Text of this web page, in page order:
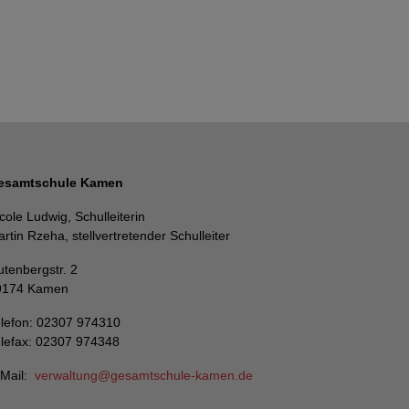
Kamen
Ludwig, Schulleiterin
Rzeha, stellvertretender Schulleiter
2
Kamen
02307 974310
02307 974348
verwaltung gesamtschule-kamen de